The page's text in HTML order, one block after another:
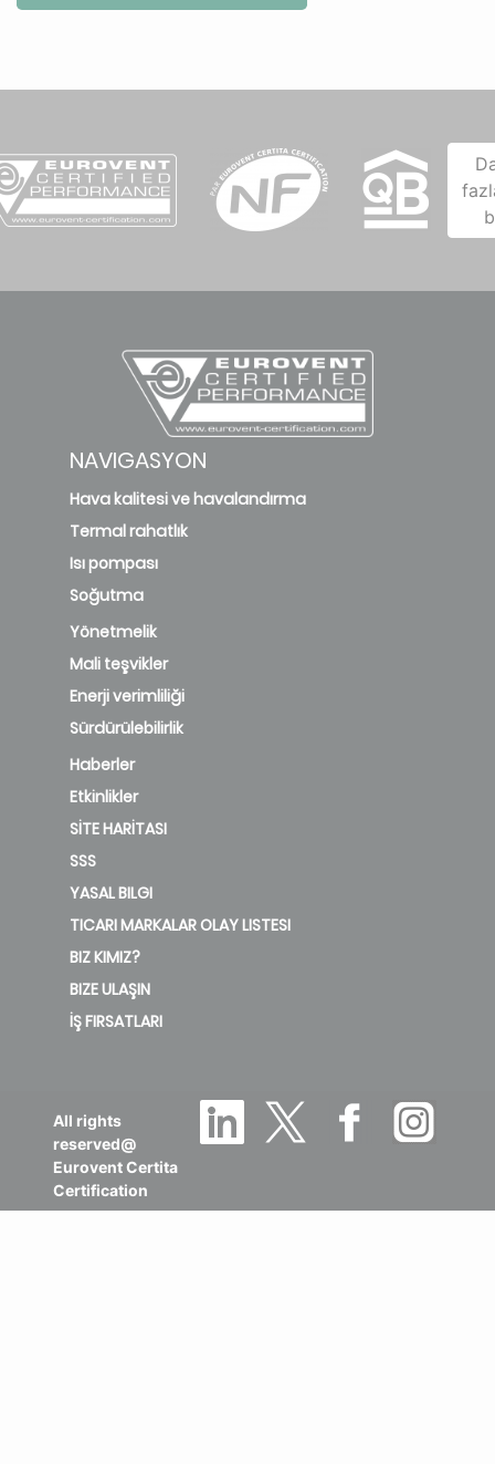
NAVIGASYON
Hava kalitesi ve havalandırma
Termal rahatlık
Isı pompası
Soğutma
Yönetmelik
Mali teşvikler
Enerji verimliliği
Sürdürülebilirlik
Haberler
Etkinlikler
SİTE HARİTASI
SSS
YASAL BILGI
TICARI MARKALAR OLAY LISTESI
BIZ KIMIZ?
BIZE ULAŞIN
İŞ FIRSATLARI
All rights
reserved@
Eurovent Certita
Certification